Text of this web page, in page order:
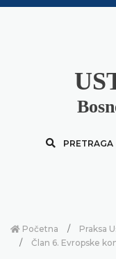
PRETRAGA
Početna
Praksa
Član 6. Evropske